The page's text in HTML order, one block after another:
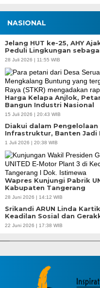
NASIONAL
Jelang HUT ke-25, AHY
Peduli Lingkungan
28 Juli 2026 | 11:55 WIB
Harga Kelapa Anjlok,
Bangun Industri Nasional
15 Juli 2026 | 20:43 WIB
Diakui dalam
Infrastruktur, Banten Jadi
1 Juli 2026 | 20:38 WIB
Wapres Kunjungi Pabrik
Kabupaten Tangerang
28 Juni 2026 | 14:12 WIB
Srikandi ARUN Linda
Keadilan Sosial dan
22 Juni 2026 | 17:38 WIB
APBD Tahun 2025 Anggarkan